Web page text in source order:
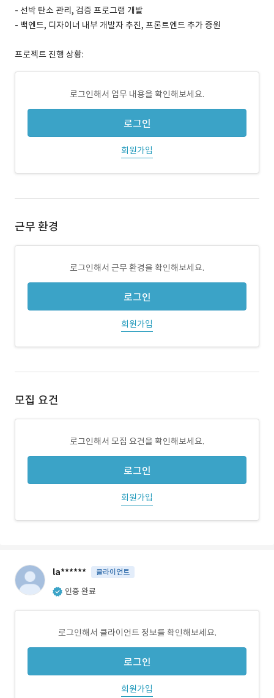
- 선박 탄소 관리, 검증 프로그램 개발
- 백엔드, 디자이너 내부 개발자 추진, 프론트엔드 추가 증원
프로젝트 진행 상황:
로그인해서 업무 내용을 확인해보세요.
로그인
회원가입
근무 환경
로그인해서 근무 환경을 확인해보세요.
로그인
회원가입
모집 요건
로그인해서 모집 요건을 확인해보세요.
로그인
회원가입
la****** 클라이언트
인증 완료
로그인해서 클라이언트 정보를 확인해보세요.
로그인
회원가입